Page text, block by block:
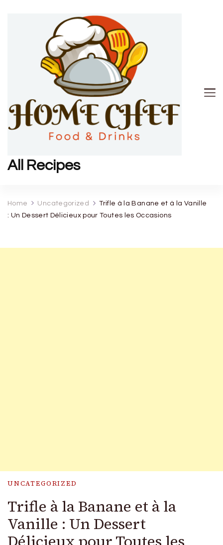
All Recipes
Home Uncategorized
Trifle à la Banane et à la Vanille
: Un Dessert Délicieux pour Toutes les Occasions
UNCATEGORIZED
Trifle à la Banane et à la
Vanille : Un Dessert